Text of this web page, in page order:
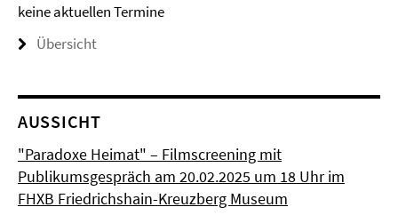
keine aktuellen Termine
Übersicht
AUSSICHT
"Paradoxe Heimat" – Filmscreening mit
Publikumsgespräch am 20.02.2025 um 18 Uhr im
FHXB Friedrichshain-Kreuzberg Museum